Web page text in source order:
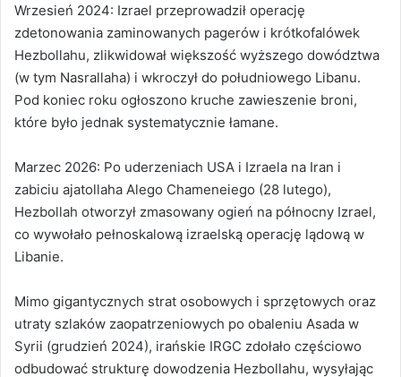
Wrzesień 2024: Izrael przeprowadził operację
zdetonowania zaminowanych pagerów i krótkofalówek
Hezbollahu, zlikwidował większość wyższego dowództwa
(w tym Nasrallaha) i wkroczył do południowego Libanu.
Pod koniec roku ogłoszono kruche zawieszenie broni,
które było jednak systematycznie łamane.
Marzec 2026: Po uderzeniach USA i Izraela na Iran i
zabiciu ajatollaha Alego Chameneiego (28 lutego),
Hezbollah otworzył zmasowany ogień na północny Izrael,
co wywołało pełnoskalową izraelską operację lądową w
Libanie.
Mimo gigantycznych strat osobowych i sprzętowych oraz
utraty szlaków zaopatrzeniowych po obaleniu Asada w
Syrii (grudzień 2024), irańskie IRGC zdołało częściowo
odbudować strukturę dowodzenia Hezbollahu, wysyłając